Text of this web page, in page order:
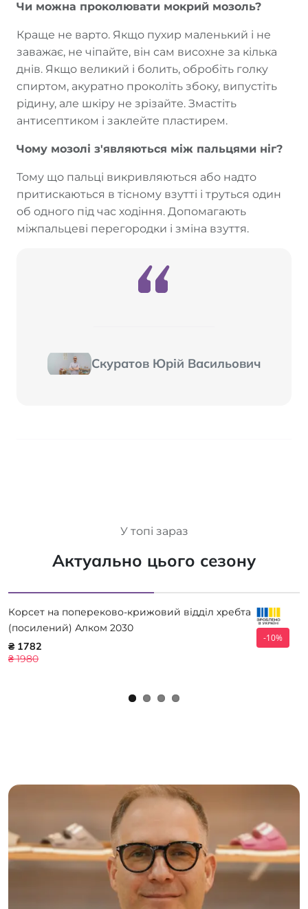
Чи можна проколювати мокрий мозоль?
Краще не варто. Якщо пухир маленький і не
заважає, не чіпайте, він сам висохне за кілька
днів. Якщо великий і болить, обробіть голку
спиртом, акуратно проколіть збоку, випустіть
рідину, але шкіру не зрізайте. Змастіть
антисептиком і заклейте пластирем.
Чому мозолі з'являються між пальцями ніг?
Тому що пальці викривляються або надто
притискаються в тісному взутті і труться один
об одного під час ходіння. Допомагають
міжпальцеві перегородки і зміна взуття.
Скуратов Юрій Васильович
У топі зараз
Актуально цього сезону
-10%
Корсет на попереково-крижовий відділ хребта
(посилений) Алком 2030
₴ 1782
₴ 1980